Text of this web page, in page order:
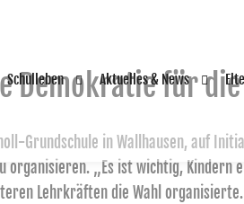
Schulleben Aktuelles & News
Demokratie für
Grundschule in Wallhausen, auf
„Es ist wichtig, Kindern
Lehrkräften die Wahl organisierte.